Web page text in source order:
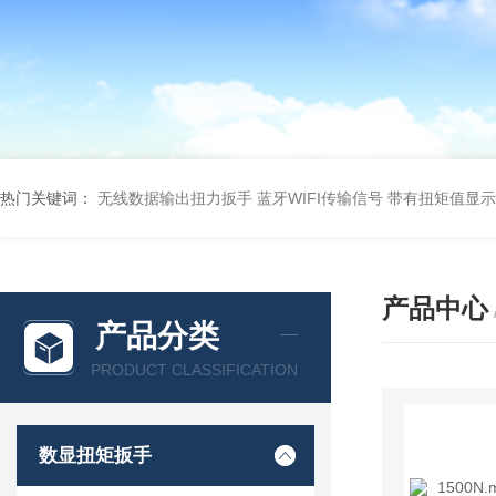
热门关键词： 无线数据输出扭力扳手 蓝牙WIFI传输信号 带有扭矩值显
产品分类
PRODUCT CLASSIFICATION
数显扭矩扳手
产品中心